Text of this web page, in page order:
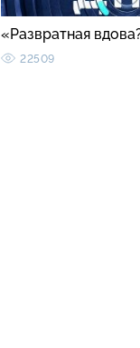
«Развратная
22509